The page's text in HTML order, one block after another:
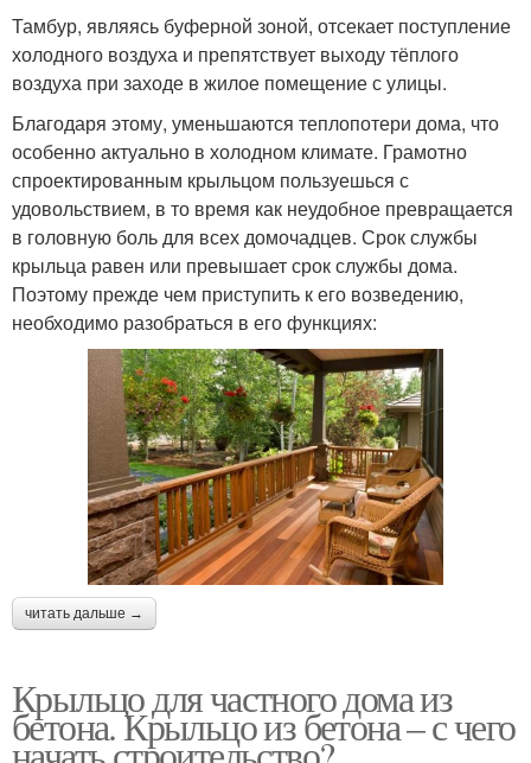
Тамбур, являясь буферной зоной, отсекает поступление
холодного воздуха и препятствует выходу тёплого
воздуха при заходе в жилое помещение с улицы.
Благодаря этому, уменьшаются теплопотери дома, что
особенно актуально в холодном климате. Грамотно
спроектированным крыльцом пользуешься с
удовольствием, в то время как неудобное превращается
в головную боль для всех домочадцев. Срок службы
крыльца равен или превышает срок службы дома.
Поэтому прежде чем приступить к его возведению,
необходимо разобраться в его функциях:
читать дальше →
Крыльцо для частного дома из
бетона. Крыльцо из бетона – с чего